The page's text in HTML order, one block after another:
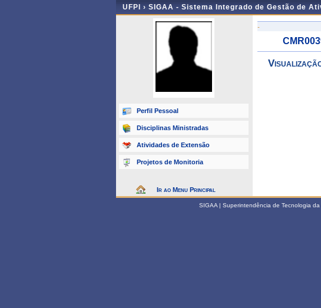
UFPI › SIGAA - Sistema Integrado de Gestão de
Perfil Pessoal
Disciplinas Ministradas
Atividades de Extensão
Projetos de Monitoria
Ir ao Menu Principal
-
SIGAA | Superintendência de Tecnologia